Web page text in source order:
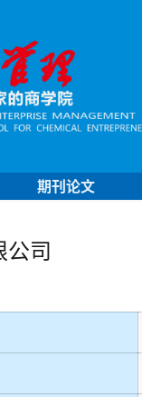
期刊论文
公司